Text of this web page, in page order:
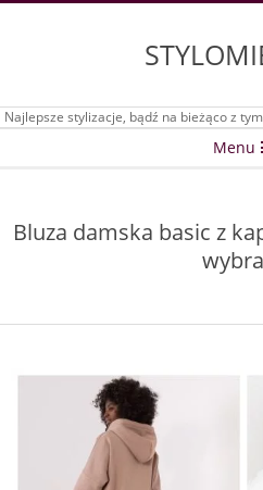
Najlepsze stylizacje, bądź na bieżąco z
Menu
Bluza damska basic z